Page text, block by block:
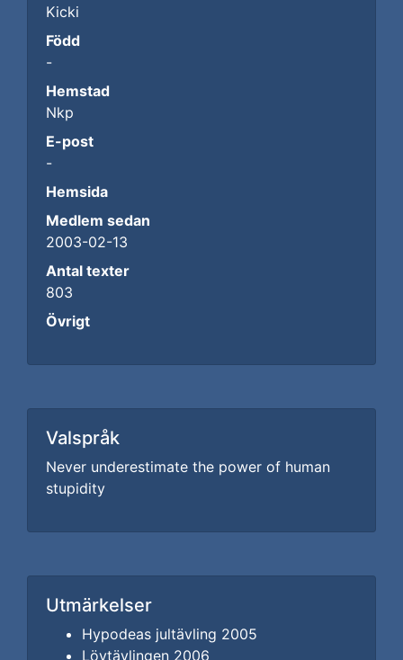
Kicki
Född
-
Hemstad
Nkp
E-post
-
Hemsida
Medlem sedan
2003-02-13
Antal texter
803
Övrigt
Valspråk
Never underestimate the power of human
stupidity
Utmärkelser
Hypodeas jultävling 2005
Lövtävlingen 2006